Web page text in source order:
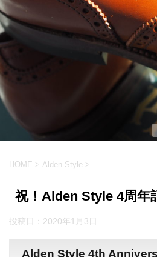
HOME > Alden Style >
祝！Alden Style 4周年
投稿日： 2020年1月3日
Alden Style 4th